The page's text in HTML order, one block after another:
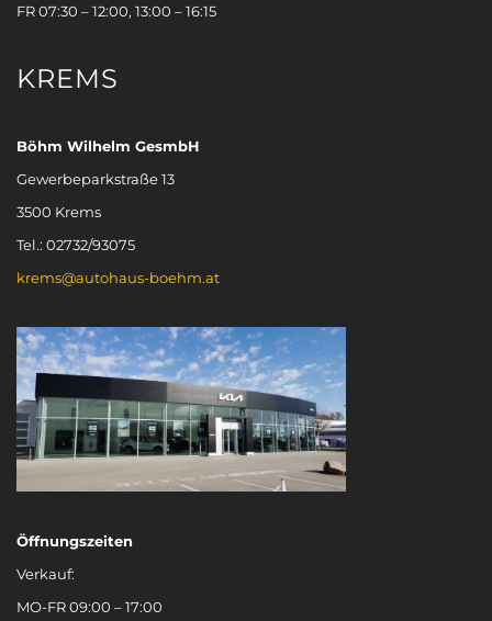
FR 07:30 – 12:00, 13:00 – 16:15
KREMS
Böhm Wilhelm GesmbH
Gewerbeparkstraße 13
3500 Krems
Tel.: 02732/93075
krems@autohaus-boehm.at
Öffnungszeiten
Verkauf:
MO-FR 09:00 – 17:00